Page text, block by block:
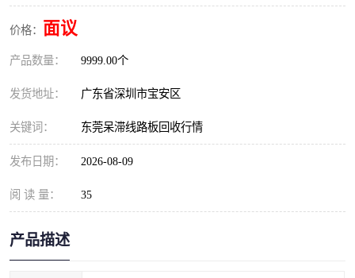
价格： 面议
产品数量： 9999.00个
发货地址： 广东省深圳市宝安区
关键词： 东莞呆滞线路板回收行情
发布日期： 2026-08-09
阅 读 量： 35
产品描述